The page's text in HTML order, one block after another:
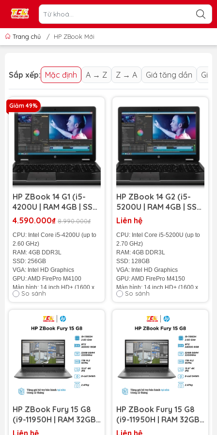
Trang chủ / HP ZBook Mới
Sắp xếp: Mặc định A → Z Z → A Giá tăng dần Giá
Giảm 49%
HP ZBook 14 G1 (i5-
4200U | RAM 4GB | SSD
256GB | AMD FirePro
4.590.000₫ 8.990.000₫
CPU: Intel Core i5-4200U (up to
2.60 GHz)
RAM: 4GB DDR3L
SSD: 256GB
VGA: Intel HD Graphics
GPU: AMD FirePro M4100
Màn hình: 14 inch HD+ (1600 x
900)
Tình trạng: 98%
So sánh
HP ZBook 14 G2 (i5-
5200U | RAM 4GB | SSD
128GB | AMD FirePro
M4150 | 14 inch HD)
Liên hệ
CPU: Intel Core i5-5200U (up to
2.70 GHz)
RAM: 4GB DDR3L
SSD: 128GB
VGA: Intel HD Graphics
GPU: AMD FirePro M4150
Màn hình: 14 inch HD+ (1600 x
900)
Tình trạng: 98%
So sánh
HP ZBook Fury 15 G8
(i9-11950H | RAM 32GB |
SSD 1TB | RTX A5000
Liên hệ
HP ZBook Fury 15 G8
(i9-11950H | RAM 32GB |
SSD 1TB | RTX A4000
Liên hệ